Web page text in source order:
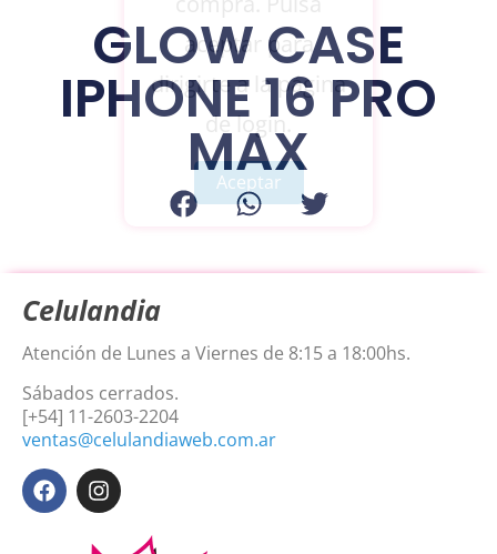
GLOW CASE
IPHONE 16 PRO
MAX
Celulandia
Atención de Lunes a Viernes de 8:15 a 18:00hs.
Sábados cerrados.
[+54] 11-2603-2204
ventas@celulandiaweb.com.ar
aceptar para
dirigirte a la página
de login.
Aceptar